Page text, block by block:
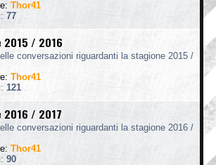
Thor41
77
2015 / 2016
conversazioni riguardanti la stagione 2015 /
Thor41
121
2016 / 2017
conversazioni riguardanti la stagione 2016 /
Thor41
90